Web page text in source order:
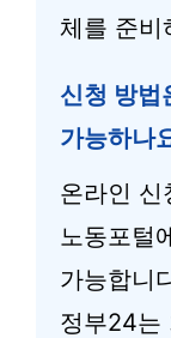
체를 준비
신청 방법
가능하나
온라인
노동포털
가능합니
정부24는